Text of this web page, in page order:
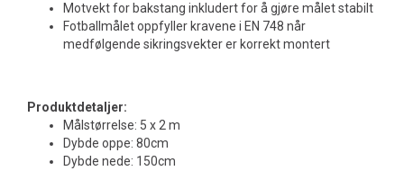
Motvekt for bakstang inkludert for å gjøre målet stabilt
Fotballmålet oppfyller kravene i EN 748 når
medfølgende sikringsvekter er korrekt montert
Produktdetaljer:
Målstørrelse: 5 x 2 m
Dybde oppe: 80cm
Dybde nede: 150cm